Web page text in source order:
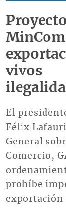
vivos
El
Félix
General
Comercio,
prohíbe
exportación